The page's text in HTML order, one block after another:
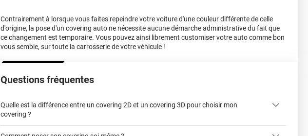
Contrairement à lorsque vous faites repeindre votre voiture d'une couleur différente de celle
d'origine, la pose d'un covering auto ne nécessite aucune démarche administrative du fait que
ce changement est temporaire. Vous pouvez ainsi librement customiser votre auto comme bon
vous semble, sur toute la carrosserie de votre véhicule !
Questions fréquentes
Quelle est la différence entre un covering 2D et un covering 3D pour choisir mon
covering ?